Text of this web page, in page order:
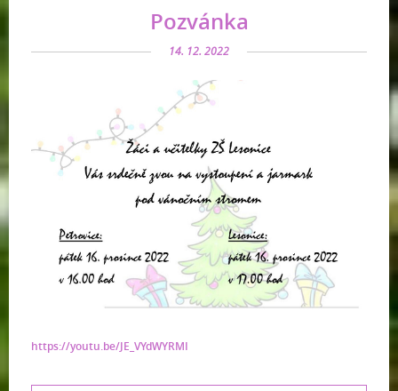
Pozvánka
14. 12. 2022
https://youtu.be/JE_VYdWYRMI